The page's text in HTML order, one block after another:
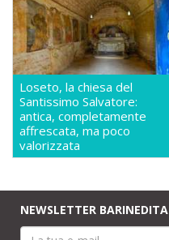
Loseto, la chiesa del
Santissimo Salvatore:
antica, completamente
affrescata, ma poco
valorizzata
NEWSLETTER BARINEDITA